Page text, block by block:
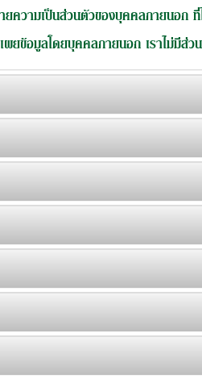
วามเป็นส่วนตัวของบุคคลภายนอก ที่
ยข้อมูลโดยบุคคลภายนอก เราไม่มีส่